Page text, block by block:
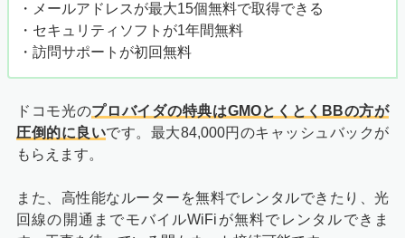
・メールアドレスが最大15個無料で取得できる
・セキュリティソフトが1年間無料
・ 訪問サポートが初回無料
ドコモ光のプロバイダの特典はGMOとくとくBBの方が
圧倒的に良いです。最大84,000円のキャッシュバックが
もらえます。
また、高性能なルーターを無料でレンタルできたり、光
回線の開通までモバイルWiFiが無料でレンタルできま